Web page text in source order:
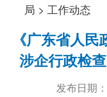
局 > 工作动态
《广东省人
涉企行政检
发布日期